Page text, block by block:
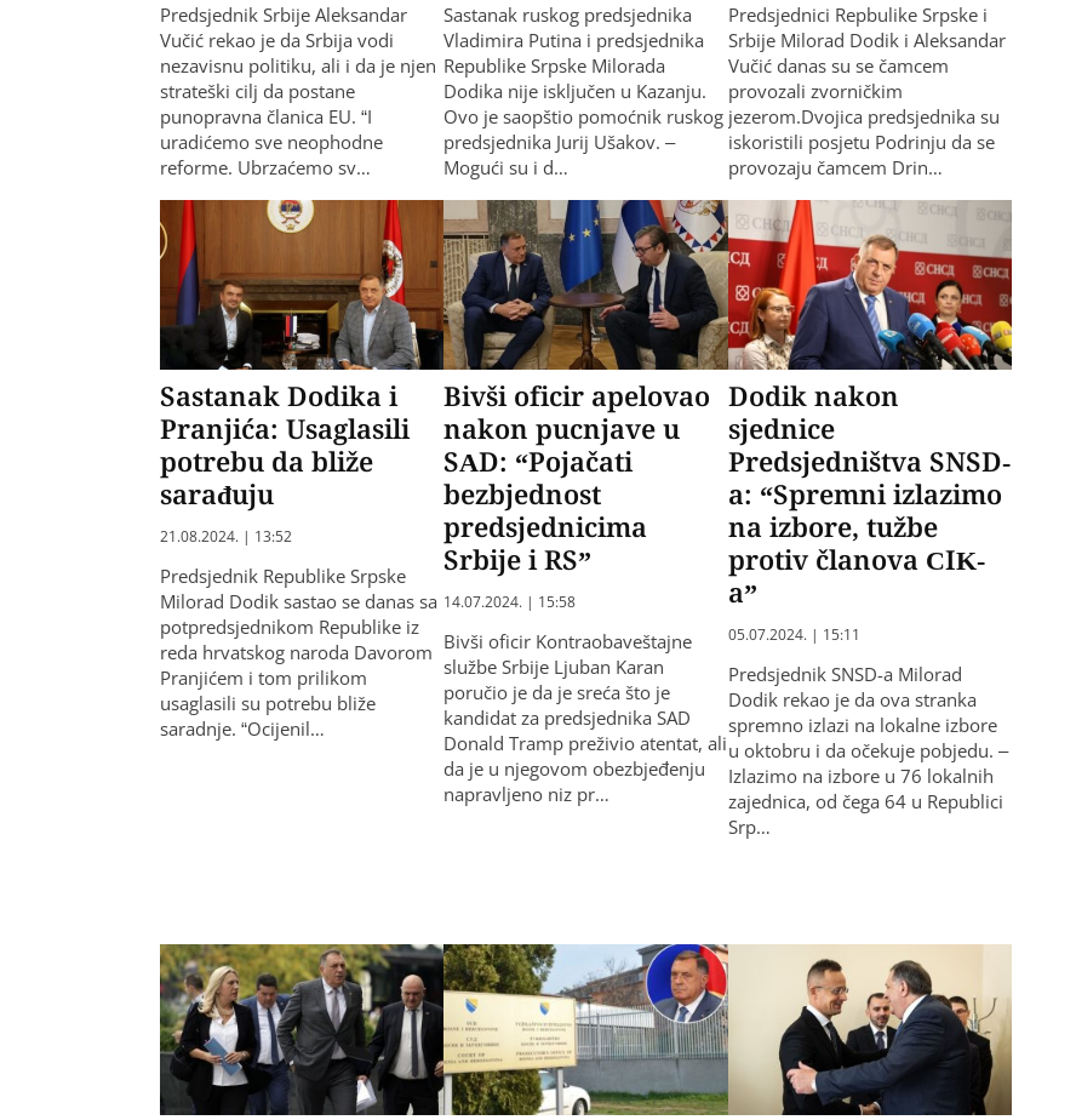
Predsjednik Srbije Aleksandar
Vučić rekao je da Srbija vodi
nezavisnu politiku, ali i da je njen
strateški cilj da postane
punopravna članica ЕU. “I
uradićemo sve neophodne
reforme. Ubrzaćemo sv…
Sastanak ruskog predsjednika
Vladimira Putina i predsjednika
Republike Srpske Milorada
Dodika nije isključen u Kazanju.
Ovo je saopštio pomoćnik ruskog
predsjednika Јurij Ušakov. –
Mogući su i d…
Predsjednici Repbulike Srpske i
Srbije Milorad Dodik i Aleksandar
Vučić danas su se čamcem
provozali zvorničkim
jezerom.Dvojica predsjednika su
iskoristili posjetu Podrinju da se
provozaju čamcem Drin…
Sastanak Dodika i
Pranjića: Usaglasili
potrebu da bliže
sarađuju
21.08.2024. | 13:52
Predsjednik Republike Srpske
Milorad Dodik sastao se danas sa
potpredsjednikom Republike iz
reda hrvatskog naroda Davorom
Pranjićem i tom prilikom
usaglasili su potrebu bliže
saradnje. “Ocijenil…
Bivši oficir apelovao
nakon pucnjave u
SAD: “Pojačati
bezbjednost
predsjednicima
Srbije i RS”
14.07.2024. | 15:58
Bivši oficir Kontraobaveštajne
službe Srbije Ljuban Karan
poručio je da je sreća što je
kandidat za predsjednika SAD
Donald Tramp preživio atentat, ali
da je u njegovom obezbjeđenju
napravljeno niz pr…
Dodik nakon
sjednice
Predsjedništva SNSD-
a: “Spremni izlazimo
na izbore, tužbe
protiv članova CIK-
a”
05.07.2024. | 15:11
Predsjednik SNSD-a Milorad
Dodik rekao je da ova stranka
spremno izlazi na lokalne izbore
u oktobru i da očekuje pobjedu. –
Izlazimo na izbore u 76 lokalnih
zajednica, od čega 64 u Republici
Srp…